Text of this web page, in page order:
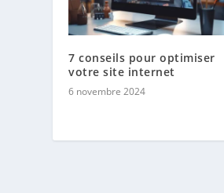
7 conseils pour optimiser
votre site internet
6 novembre 2024